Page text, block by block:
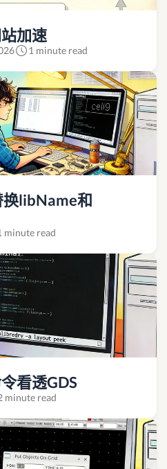
加速
1 minute read
libName和
minute read
看透GDS
minute read